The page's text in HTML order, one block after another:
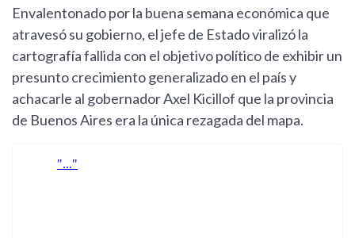
Envalentonado por la buena semana económica que
atravesó su gobierno, el jefe de Estado viralizó la
cartografía fallida con el objetivo político de exhibir un
presunto crecimiento generalizado en el país y
achacarle al gobernador Axel Kicillof que la provincia
de Buenos Aires era la única rezagada del mapa.